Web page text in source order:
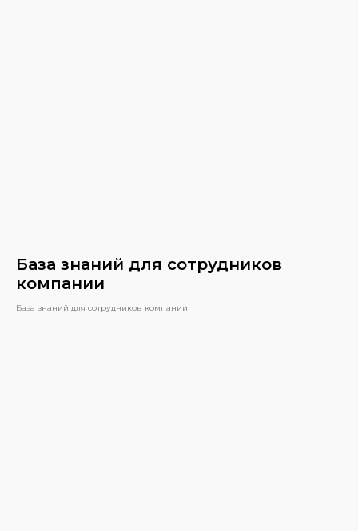
База знаний для сотрудников
компании
База знаний для сотрудников компании